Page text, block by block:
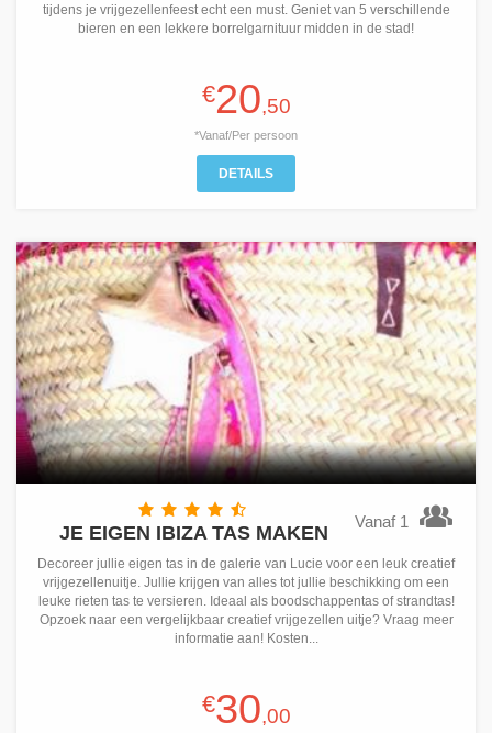
tijdens je vrijgezellenfeest echt een must. Geniet van 5 verschillende
bieren en een lekkere borrelgarnituur midden in de stad!
€20,50
*Vanaf/Per persoon
DETAILS
Vanaf 1
JE EIGEN IBIZA TAS MAKEN
Decoreer jullie eigen tas in de galerie van Lucie voor een leuk creatief
vrijgezellenuitje. Jullie krijgen van alles tot jullie beschikking om een
leuke rieten tas te versieren. Ideaal als boodschappentas of strandtas!
Opzoek naar een vergelijkbaar creatief vrijgezellen uitje? Vraag meer
informatie aan! Kosten...
€30,00